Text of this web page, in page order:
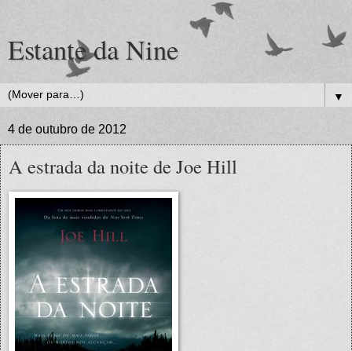
Estante da Nine
▼
4 de outubro de 2012
A estrada da noite de Joe Hill